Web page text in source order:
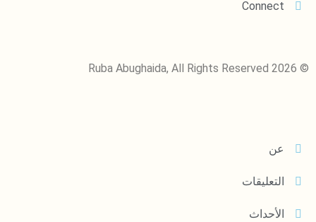
Connect
© 2026 Ruba Abughaida, All Rights Reserved
عن
التعليقات
الأحداث